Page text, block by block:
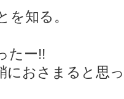
を知る。
たー!!
におさまると思